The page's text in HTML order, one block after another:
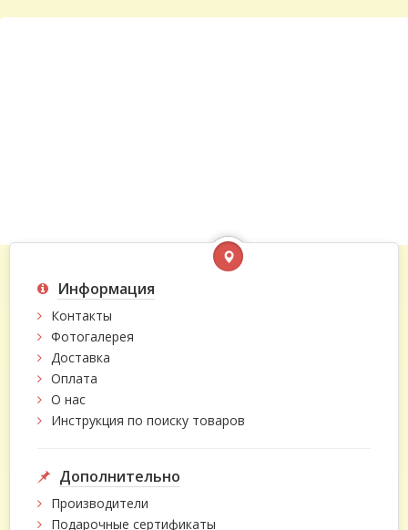
Информация
Контакты
Фотогалерея
Доставка
Оплата
О нас
Инструкция по поиску товаров
Дополнительно
Производители
Подарочные сертификаты